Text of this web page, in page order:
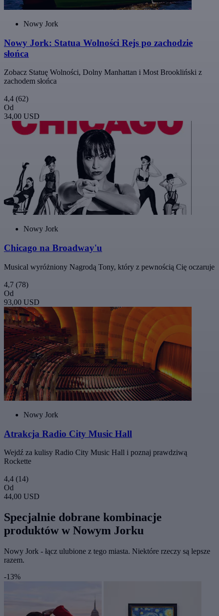
Nowy Jork
Nowy Jork: Statua Wolności Rejs po zachodzie
słońca
Zobacz Statuę Wolności, Dolny Manhattan i Most Brookliński z
zachodem słońca
4,4 (62)
Od
34,00 USD
Nowy Jork
Chicago na Broadway'u
Musical wyróżniony Nagrodą Tony, który z pewnością Cię oczaruje
4,7 (78)
Od
93,00 USD
Nowy Jork
Atrakcja Radio City Music Hall
Wejdź za kulisy Radio City Music Hall i poznaj prawdziwą
Rockette
4,4 (14)
Od
44,00 USD
Specjalnie dobrane kombinacje
produktów w Nowym Jorku
Nowy Jork - łącz ulubione z tego miasta. Niektóre rzeczy są lepsze
razem.
-13%